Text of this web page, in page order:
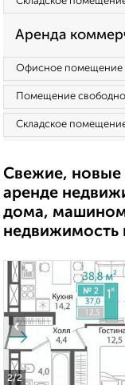
Аренда
Офисное помещение
Помещение
Складское
Свежие, новые
аренде
дома,
2/2
‹